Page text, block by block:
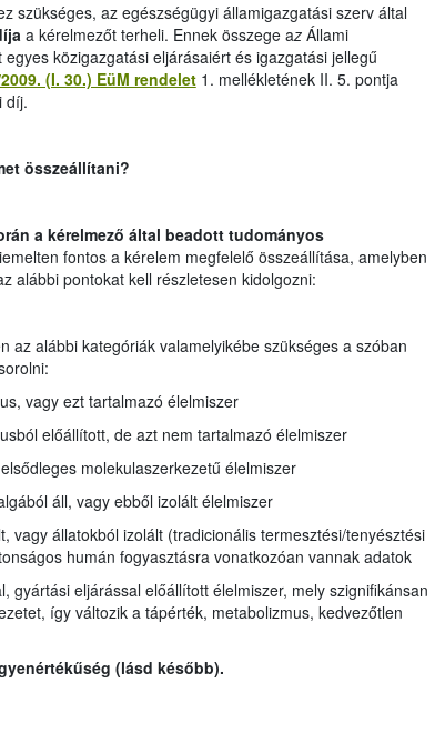
szükséges, az egészségügyi államigazgatási szerv által
a kérelmezőt terheli. Ennek összege azÁllami
közigazgatási eljárásaiért és igazgatási jellegű
(I. 30.) EüM rendelet1. mellékletének II. 5. pontja
díj.
összeállítani?
a kérelmező által beadott tudományos
fontos a kérelem megfelelő összeállítása, amelyben
alábbi pontokat kell részletesen kidolgozni:
az alábbi kategóriák valamelyikébe szükséges a szóban
vagy ezt tartalmazó élelmiszer
előállított, de azt nem tartalmazó élelmiszer
molekulaszerkezetű élelmiszer
áll, vagy ebből izolált élelmiszer
vagy állatokból izolált (tradicionális termesztési/tenyésztési
humán fogyasztásra vonatkozóan vannak adatok
gyártási eljárással előállított élelmiszer, mely szignifikánsan
így változik a tápérték, metabolizmus, kedvezőtlen
(lásd később).